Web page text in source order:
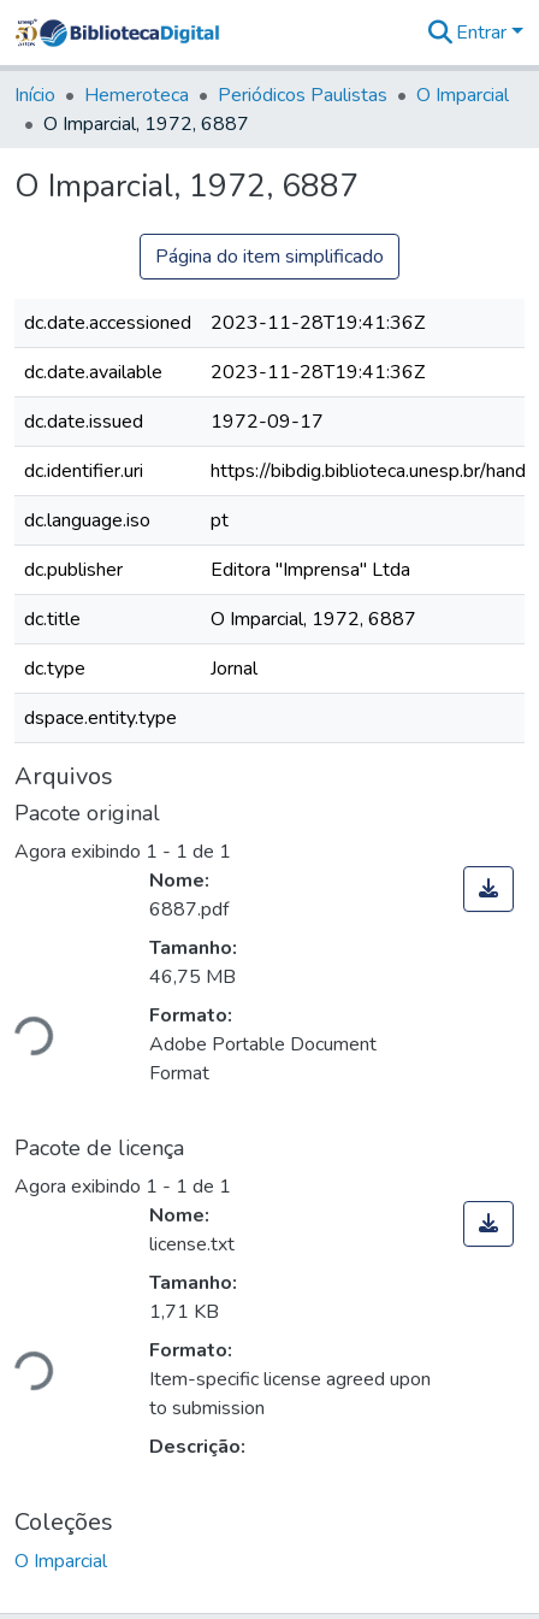
&
Coleções
Tudo na
Digital
Entrar
Início Hemeroteca Periódicos Paulistas
O Imparcial
O Imparcial, 1972, 6887
O Imparcial, 1972, 6887
Página do item simplificado
dc.date.accessioned
2023-11-28T19:41:36Z
dc.date.available
2023-11-28T19:41:36Z
dc.date.issued
1972-09-17
dc.identifier.uri
https://bibdig.biblioteca.unesp.br/
dc.language.iso
pt
dc.publisher
Editora "Imprensa" Ltda
dc.title
O Imparcial, 1972, 6887
dc.type
Jornal
dspace.entity.type
Arquivos
Pacote original
Agora exibindo 1 - 1 de 1
Nome:
6887.pdf
Tamanho:
46,75 MB
Formato:
Adobe Portable Document
Format
Pacote de licença
Agora exibindo 1 - 1 de 1
Nome:
license.txt
Tamanho:
1,71 KB
Formato:
Item-specific license agreed upon
to submission
Descrição:
Coleções
O Imparcial